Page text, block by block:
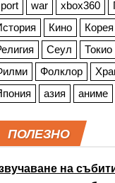
war xbox360
Кино Корея
Сеул Токио
Фолклор
азия аниме
ПОЛЕЗНО
на